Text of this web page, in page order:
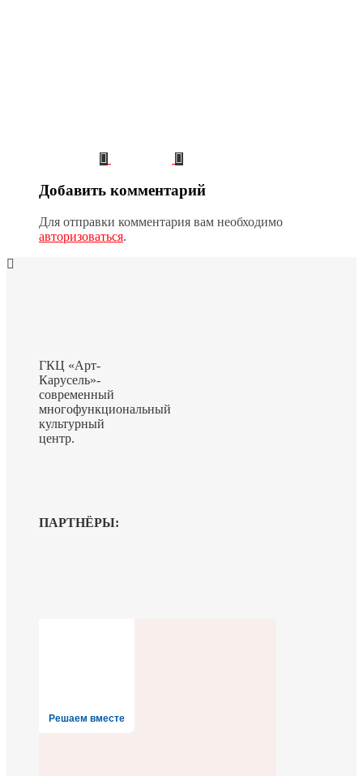
Добавить комментарий
Для отправки комментария вам необходимо
авторизоваться.
ГКЦ «Арт-
Карусель»-
современный
многофункциональный
культурный
центр.
ПАРТНЁРЫ:
Решаем вместе